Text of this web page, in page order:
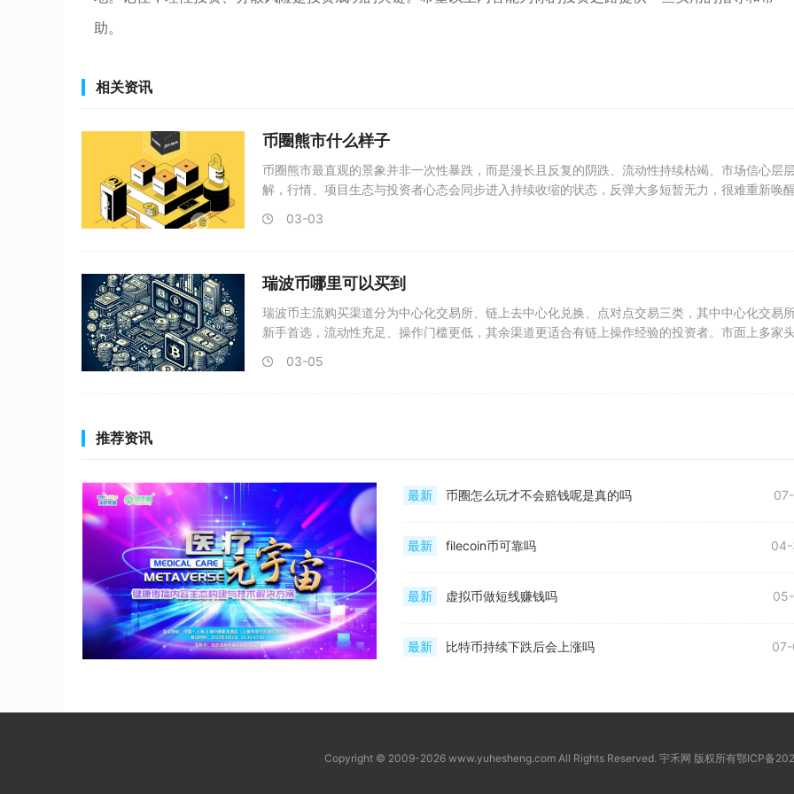
助。
相关资讯
币圈熊市什么样子
币圈熊市最直观的景象并非一次性暴跌，而是漫长且反复的阴跌、流动性持续枯竭、市场信心层
解，行情、项目生态与投资者心态会同步进入持续收缩的状态，反弹大多短暂无力，很难重新唤
03-03
瑞波币哪里可以买到
瑞波币主流购买渠道分为中心化交易所、链上去中心化兑换、点对点交易三类，其中中心化交易
新手首选，流动性充足、操作门槛更低，其余渠道更适合有链上操作经验的投资者。市面上多家
03-05
推荐资讯
最新 币圈怎么玩才不会赔钱呢是真的吗
最新 filecoin币可靠吗
最新 虚拟币做短线赚钱吗
最新 比特币持续下跌后会上涨吗
Copyright © 2009-2026 www.yuhesheng.com All Rights Reserved. 宇禾网 版权所有鄂ICP备